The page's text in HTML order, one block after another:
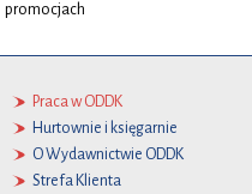
promocjach
Praca w ODDK
Hurtownie i księgarnie
O Wydawnictwie ODDK
Strefa Klienta